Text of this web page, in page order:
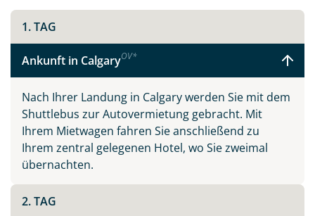
1. TAG
Ankunft in CalgaryOV*
Nach Ihrer Landung in Calgary werden Sie mit dem
Shuttlebus zur Autovermietung gebracht. Mit
Ihrem Mietwagen fahren Sie anschließend zu
Ihrem zentral gelegenen Hotel, wo Sie zweimal
übernachten.
2. TAG